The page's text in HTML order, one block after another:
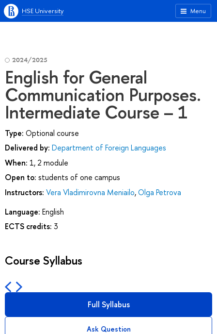
Menu
HSE University
2024/2025
English for General
Communication Purposes.
Intermediate Course – 1
Type: Optional course
Delivered by: Department of Foreign Languages
When: 1, 2 module
Open to: students of one campus
Instructors: Vera Vladimirovna Meniailo,Olga Petrova
Language: English
ECTS credits: 3
Course Syllabus
Full Syllabus
Ask Question